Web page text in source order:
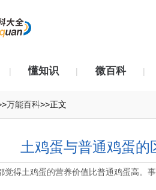
| 懂知识 | 微百科 |
万能百科>>正文
土鸡蛋与普通鸡蛋的
觉得土鸡蛋的营养价值比普通鸡蛋高。